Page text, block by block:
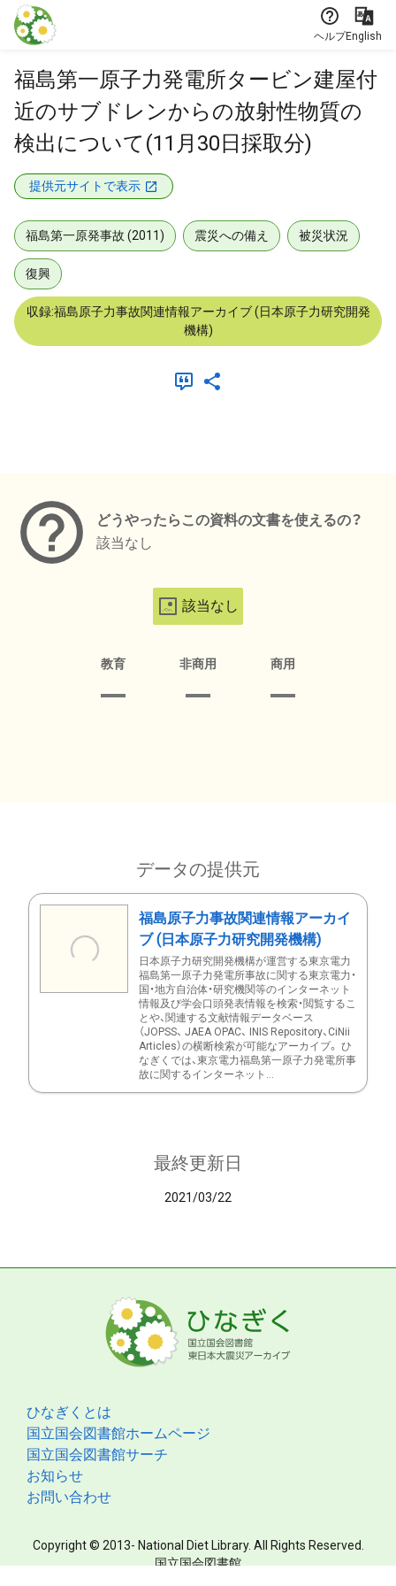
本文に飛ぶ
ヘルプEnglish
福島第一原子力発電所タービン建屋付
近のサブドレンからの放射性物質の
検出について(11月30日採取分)
提供元サイトで表示
福島第一原発事故 (2011) 震災への備え 被災状況
復興
収録:福島原子力事故関連情報アーカイブ (日本原子力研究開発
機構)
どうやったらこの資料の文書を使えるの？
該当なし
該当なし
教育 非商用 商用
データの提供元
福島原子力事故関連情報アーカイ
ブ (日本原子力研究開発機構)
日本原子力研究開発機構が運営する東京電力
福島第一原子力発電所事故に関する東京電力・
国・地方自治体・研究機関等のインターネット
情報及び学会口頭発表情報を検索・閲覧するこ
とや、関連する文献情報データベース
（JOPSS、 JAEA OPAC、 INIS Repository、CiNii
Articles）の横断検索が可能なアーカイブ。 ひ
なぎくでは、東京電力福島第一原子力発電所事
故に関するインターネット...
最終更新日
2021/03/22
ひなぎくとは
国立国会図書館ホームページ
国立国会図書館サーチ
お知らせ
お問い合わせ
Copyright © 2013- National Diet Library. All Rights Reserved.